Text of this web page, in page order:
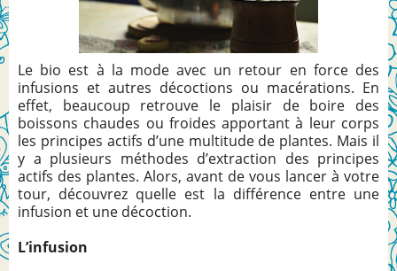
Le bio est à la mode avec un retour en force des
infusions et autres décoctions ou macérations. En
effet, beaucoup retrouve le plaisir de boire des
boissons chaudes ou froides apportant à leur corps
les principes actifs d’une multitude de plantes. Mais il
y a plusieurs méthodes d’extraction des principes
actifs des plantes. Alors, avant de vous lancer à votre
tour, découvrez quelle est la différence entre une
infusion et une décoction.
L’infusion